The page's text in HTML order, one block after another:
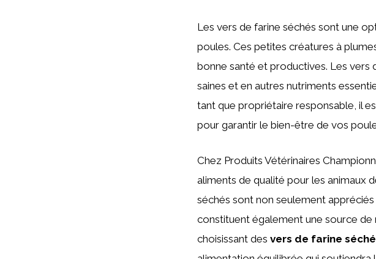
Les vers de farine séchés sont une
poules. Ces petites créatures à
bonne santé et productives. Les vers
saines et en autres nutriments
tant que propriétaire responsable, il
pour garantir le bien-être de vos
Chez Produits Vétérinaires
aliments de qualité pour les animaux
séchés sont non seulement
constituent également une source
choisissant des vers de farine